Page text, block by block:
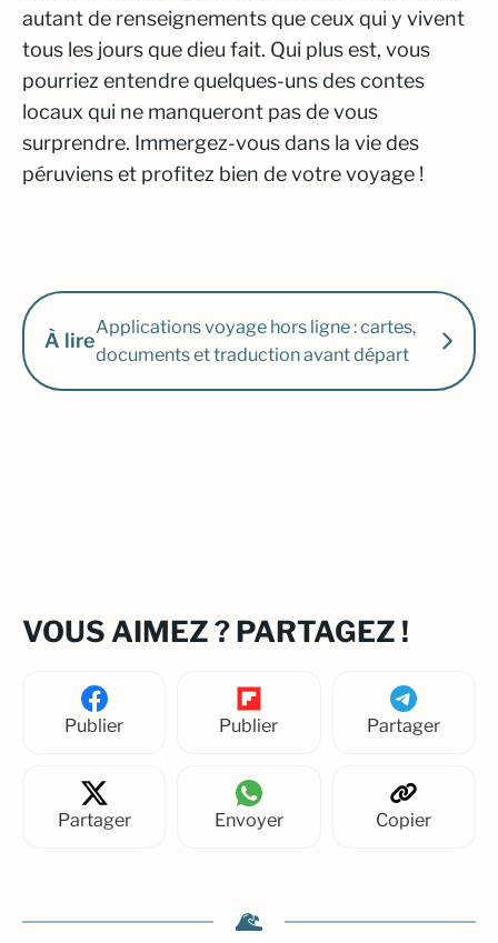
autant de renseignements que ceux qui y vivent
tous les jours que dieu fait. Qui plus est, vous
pourriez entendre quelques-uns des contes
locaux qui ne manqueront pas de vous
surprendre. Immergez-vous dans la vie des
péruviens et profitez bien de votre voyage !
À lire
Applications voyage hors ligne : cartes,
documents et traduction avant départ
VOUS AIMEZ ? PARTAGEZ !
Publier Publier Partager
Partager Envoyer Copier